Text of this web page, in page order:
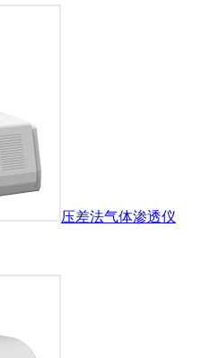
压差法气体渗透仪